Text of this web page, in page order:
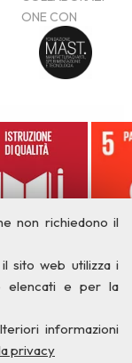
non richiedono il
sito web utilizza i
elencati e per la
informazioni
privacy